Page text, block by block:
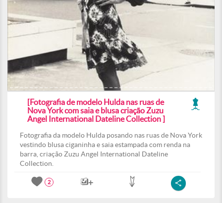
[Fotografia de modelo Hulda nas ruas de
Nova York com saia e blusa criação Zuzu
Angel International Dateline Collection ]
Fotografia da modelo Hulda posando nas ruas de Nova York
vestindo blusa ciganinha e saia estampada com renda na
barra, criação Zuzu Angel International Dateline
Collection.
2